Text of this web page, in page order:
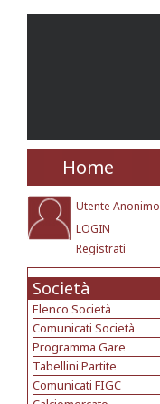
Home
Utente Anonimo
LOGIN
Registrati
Società
Elenco Società
Comunicati Società
Programma Gare
Tabellini Partite
Comunicati FIGC